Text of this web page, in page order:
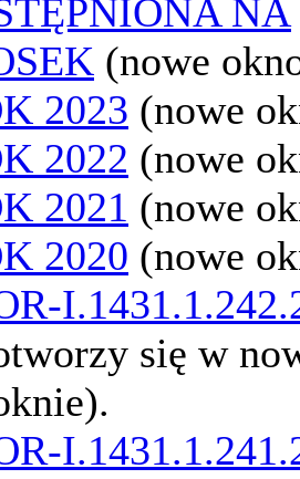
NA
(nowe
2023 (nowe
2022 (nowe
2021 (nowe
2020 (nowe
się w